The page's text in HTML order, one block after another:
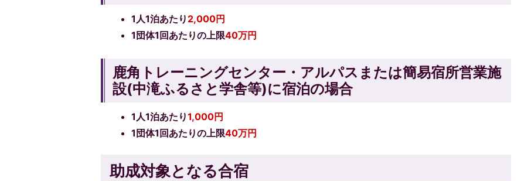
1人1泊あたり 2,000円
1団体1回あたりの上限40万円
鹿角トレーニングセンター・アルパスまたは簡易宿所営業施
設(中滝ふるさと学舎等)に宿泊の場合
1人1泊あたり1,000円
1団体1回あたりの上限40万円
助成対象となる合宿